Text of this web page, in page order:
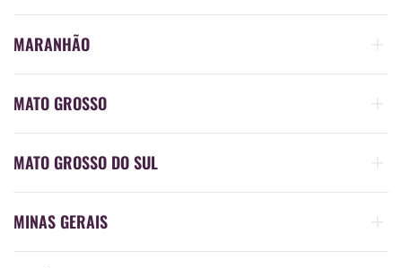
MARANHÃO
MATO GROSSO
MATO GROSSO DO SUL
MINAS GERAIS